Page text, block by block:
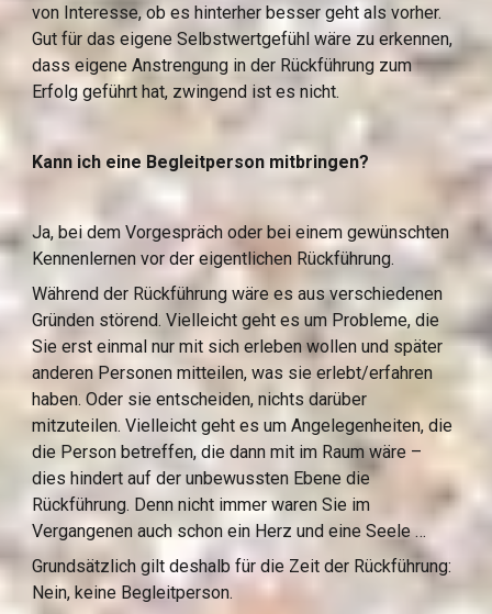
von Interesse, ob es hinterher besser geht als vorher.
Gut für das eigene Selbstwertgefühl wäre zu erkennen,
dass eigene Anstrengung in der Rückführung zum
Erfolg geführt hat, zwingend ist es nicht.
Kann ich eine Begleitperson mitbringen?
Ja, bei dem Vorgespräch oder bei einem gewünschten
Kennenlernen vor der eigentlichen Rückführung.
Während der Rückführung wäre es aus verschiedenen
Gründen störend. Vielleicht geht es um Probleme, die
Sie erst einmal nur mit sich erleben wollen und später
anderen Personen mitteilen, was sie erlebt/erfahren
haben. Oder sie entscheiden, nichts darüber
mitzuteilen. Vielleicht geht es um Angelegenheiten, die
die Person betreffen, die dann mit im Raum wäre –
dies hindert auf der unbewussten Ebene die
Rückführung. Denn nicht immer waren Sie im
Vergangenen auch schon ein Herz und eine Seele …
Grundsätzlich gilt deshalb für die Zeit der Rückführung:
Nein, keine Begleitperson.